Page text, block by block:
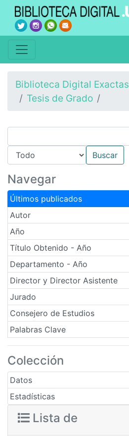
Biblioteca Digital Exactas
Tesis de Grado
Navegar
Últimos publicados
Autor
Año
Título Obtenido - Año
Departamento - Año
Director y Director Asistente
Jurado
Consejero de Estudios
Palabras Clave
Colección
Datos
Estadísticas
Lista de